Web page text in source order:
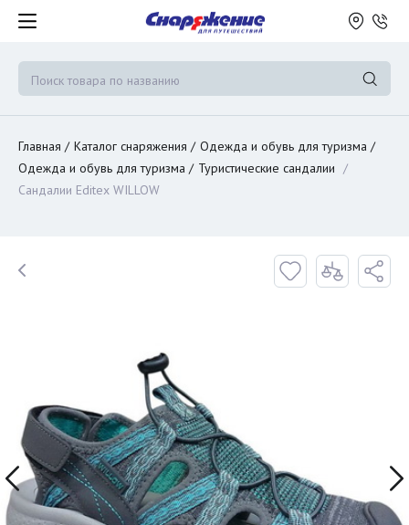
Главная Каталог снаряжения
Одежда и обувь для туризма
Одежда и обувь для туризма
Туристические сандалии
Сандалии Editex WILLOW